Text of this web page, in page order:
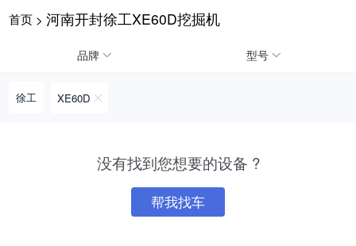
首页 > 河南开封徐工XE60D挖掘机
品牌 型号
徐工 XE60D
没有找到您想要的设备 ?
帮我找车
请输入手机号